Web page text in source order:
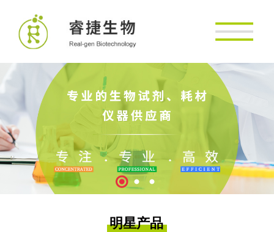
明星产品